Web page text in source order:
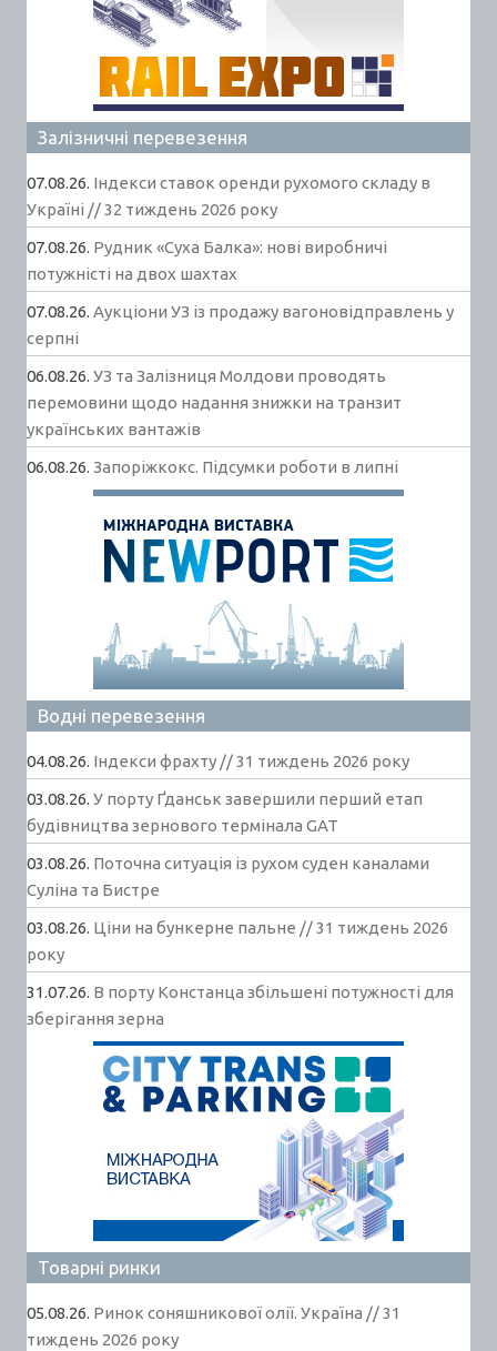
Залізничні перевезення
07.08.26. Індекси ставок оренди рухомого складу в
Україні // 32 тиждень 2026 року
07.08.26. Рудник «Суха Балка»: нові виробничі
потужністі на двох шахтах
07.08.26. Аукціони УЗ із продажу вагоновідправлень у
серпні
06.08.26. УЗ та Залізниця Молдови проводять
перемовини щодо надання знижки на транзит
українських вантажів
06.08.26. Запоріжкокс. Підсумки роботи в липні
Водні перевезення
04.08.26. Індекси фрахту // 31 тиждень 2026 року
03.08.26. У порту Ґданськ завершили перший етап
будівництва зернового термінала GAT
03.08.26. Поточна ситуація із рухом суден каналами
Суліна та Бистре
03.08.26. Ціни на бункерне пальне // 31 тиждень 2026
року
31.07.26. В порту Констанца збільшені потужності для
зберігання зерна
Товарні ринки
05.08.26. Ринок соняшникової олії. Україна // 31
тиждень 2026 року